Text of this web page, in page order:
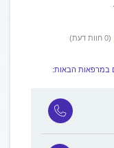
(0 חוות דעת)
במרפאות הבאות: